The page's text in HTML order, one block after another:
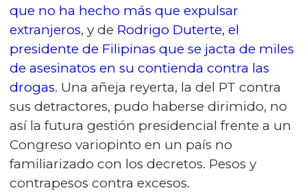
que no ha hecho más que expulsar
extranjeros, y de Rodrigo Duterte, el
presidente de Filipinas que se jacta de miles
de asesinatos en su contienda contra las
drogas. Una añeja reyerta, la del PT contra
sus detractores, pudo haberse dirimido, no
así la futura gestión presidencial frente a un
Congreso variopinto en un país no
familiarizado con los decretos. Pesos y
contrapesos contra excesos.